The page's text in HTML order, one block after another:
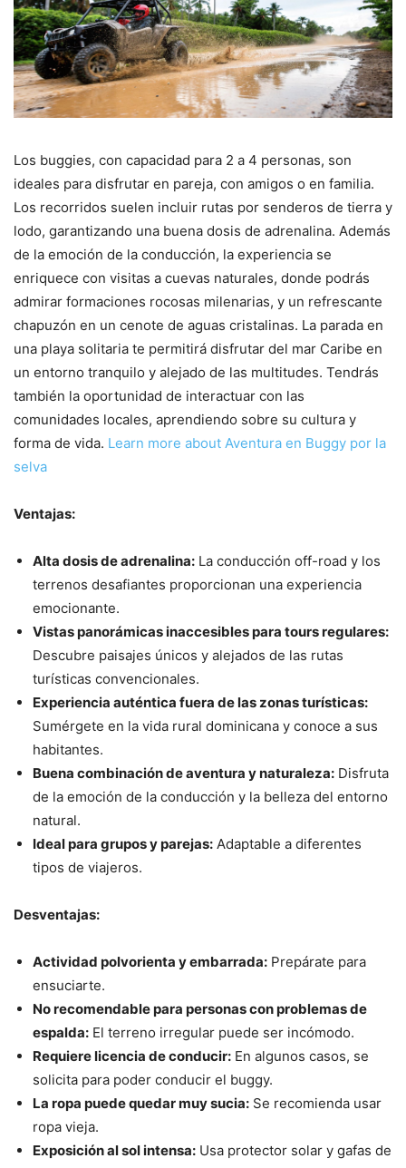
Los buggies, con capacidad para 2 a 4 personas, son
ideales para disfrutar en pareja, con amigos o en familia.
Los recorridos suelen incluir rutas por senderos de tierra y
lodo, garantizando una buena dosis de adrenalina. Además
de la emoción de la conducción, la experiencia se
enriquece con visitas a cuevas naturales, donde podrás
admirar formaciones rocosas milenarias, y un refrescante
chapuzón en un cenote de aguas cristalinas. La parada en
una playa solitaria te permitirá disfrutar del mar Caribe en
un entorno tranquilo y alejado de las multitudes. Tendrás
también la oportunidad de interactuar con las
comunidades locales, aprendiendo sobre su cultura y
forma de vida. Learn more about Aventura en Buggy por la
selva
Ventajas:
Alta dosis de adrenalina: La conducción off-road y los
terrenos desafiantes proporcionan una experiencia
emocionante.
Vistas panorámicas inaccesibles para tours regulares:
Descubre paisajes únicos y alejados de las rutas
turísticas convencionales.
Experiencia auténtica fuera de las zonas turísticas:
Sumérgete en la vida rural dominicana y conoce a sus
habitantes.
Buena combinación de aventura y naturaleza: Disfruta
de la emoción de la conducción y la belleza del entorno
natural.
Ideal para grupos y parejas: Adaptable a diferentes
tipos de viajeros.
Desventajas:
Actividad polvorienta y embarrada: Prepárate para
ensuciarte.
No recomendable para personas con problemas de
espalda: El terreno irregular puede ser incómodo.
Requiere licencia de conducir: En algunos casos, se
solicita para poder conducir el buggy.
La ropa puede quedar muy sucia: Se recomienda usar
ropa vieja.
Exposición al sol intensa: Usa protector solar y gafas de